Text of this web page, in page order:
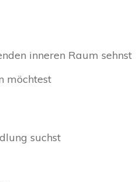
inneren Raum sehnst
möchtest
suchst